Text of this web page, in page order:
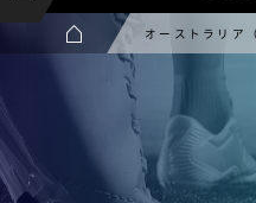
オーストラリア